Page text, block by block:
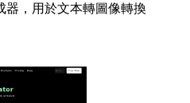
器，用於文本轉圖像轉換